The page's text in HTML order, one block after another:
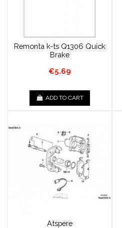
Remonta k-ts Q1306 Quick
Brake
€5.69
ADD TO CART
Atspere